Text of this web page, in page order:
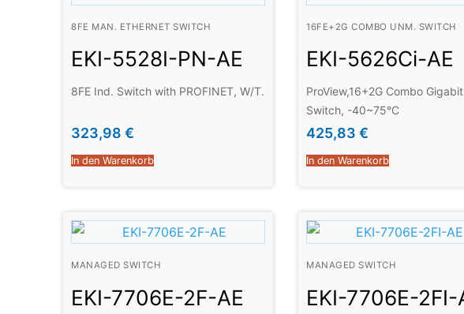
8FE MAN. ETHERNET SWITCH
EKI-5528I-PN-AE
8FE Ind. Switch with PROFINET, W/T.
323,98 €
In den Warenkorb
16FE+2G COMBO UNM. SWITCH
EKI-5626Ci-AE
ProView,16+2G Combo
Switch, -40~75°C
425,83€
In den Warenkorb
MANAGED SWITCH
EKI-7706E-2F-AE
MANAGED SWITCH
EKI-7706E-2FI-